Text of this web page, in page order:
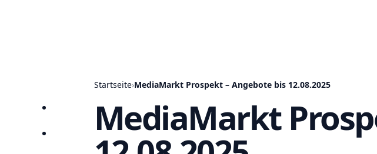
Startseite
Prospekte
Startseite›MediaMarkt Prospekt – Angebote bis 12.08.2025
MediaMarkt